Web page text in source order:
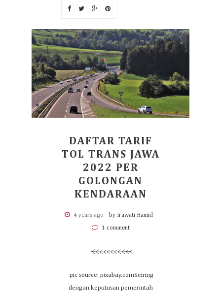
DAFTAR TARIF
TOL TRANS JAWA
2022 PER
GOLONGAN
KENDARAAN
4 years ago by Irawati Hamid
1 comment
pic source: pixabay.comSeiring
dengan keputusan pemerintah